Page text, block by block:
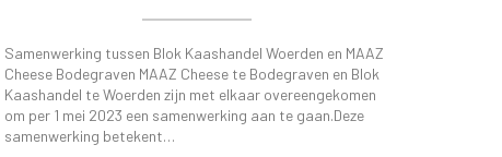
Samenwerking tussen Blok Kaashandel Woerden en MAAZ
Cheese Bodegraven​ MAAZ Cheese te Bodegraven en Blok
Kaashandel te Woerden zijn met elkaar overeengekomen
om per 1 mei 2023 een samenwerking aan te gaan.Deze
samenwerking betekent…